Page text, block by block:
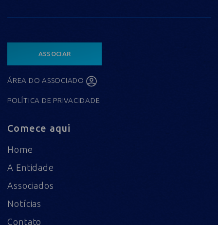
ASSOCIAR
ÁREA DO ASSOCIADO
POLÍTICA DE PRIVACIDADE
Comece aqui
Home
A Entidade
Associados
Notícias
Contato